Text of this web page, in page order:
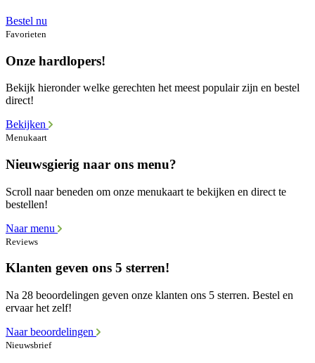
Bestel nu
Favorieten
Onze hardlopers!
Bekijk hieronder welke gerechten het meest populair zijn en bestel
direct!
Bekijken
Menukaart
Nieuwsgierig naar ons menu?
Scroll naar beneden om onze menukaart te bekijken en direct te
bestellen!
Naar menu
Reviews
Klanten geven ons 5 sterren!
Na 28 beoordelingen geven onze klanten ons 5 sterren. Bestel en
ervaar het zelf!
Naar beoordelingen
Nieuwsbrief